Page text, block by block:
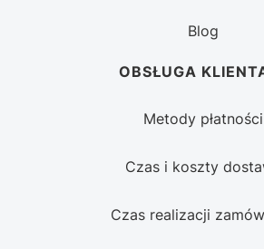
Blog
OBSŁUGA
Metody płatności
Czas i koszty
Czas realizacji